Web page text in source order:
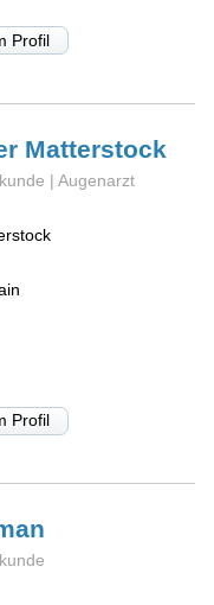
Profil
Matterstock
| Augenarzt
Profil